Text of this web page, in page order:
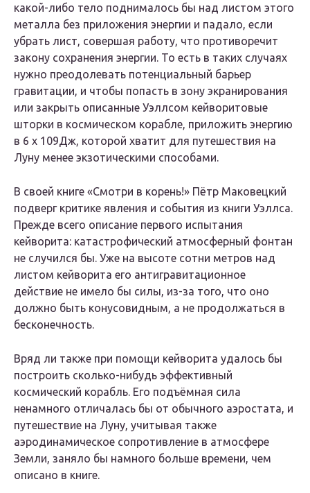
какой-либо тело поднималось бы над листом этого
металла без приложения энергии и падало, если
убрать лист, совершая работу, что противоречит
закону сохранения энергии. То есть в таких случаях
нужно преодолевать потенциальный барьер
гравитации, и чтобы попасть в зону экранирования
или закрыть описанные Уэллсом кейворитовые
шторки в космическом корабле, приложить энергию
в 6 х 109Дж, которой хватит для путешествия на
Луну менее экзотическими способами.
В своей книге «Смотри в корень!» Пётр Маковецкий
подверг критике явления и события из книги Уэллса.
Прежде всего описание первого испытания
кейворита: катастрофический атмосферный фонтан
не случился бы. Уже на высоте сотни метров над
листом кейворита его антигравитационное
действие не имело бы силы, из-за того, что оно
должно быть конусовидным, а не продолжаться в
бесконечность.
Вряд ли также при помощи кейворита удалось бы
построить сколько-нибудь эффективный
космический корабль. Его подъёмная сила
ненамного отличалась бы от обычного аэростата, и
путешествие на Луну, учитывая также
аэродинамическое сопротивление в атмосфере
Земли, заняло бы намного больше времени, чем
описано в книге.